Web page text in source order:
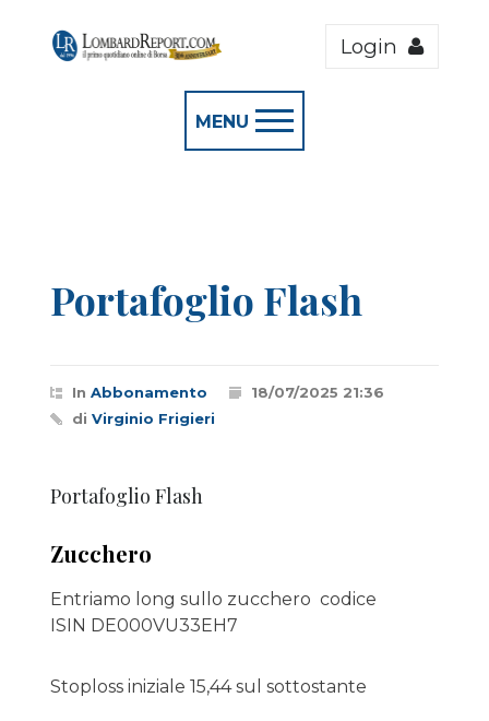
Login
MENU
Portafoglio Flash
In Abbonamento
18/07/2025 21:36
di Virginio Frigieri
Portafoglio Flash
Zucchero
Entriamo long sullo zucchero codice
ISIN DE000VU33EH7
Stoploss iniziale 15,44 sul sottostante